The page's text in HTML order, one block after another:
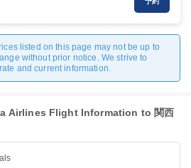
listed on this page may not be up to
without prior notice. We strive to
and current information.
Airlines Flight Information to 関西